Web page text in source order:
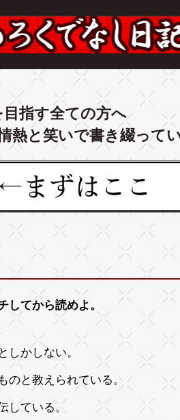
指す全ての方へ
熱と笑いで書き綴って
してから読めよ。
かしない。
と教えられている。
している。